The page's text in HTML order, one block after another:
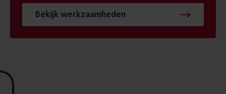
Bekijk werkzaamheden